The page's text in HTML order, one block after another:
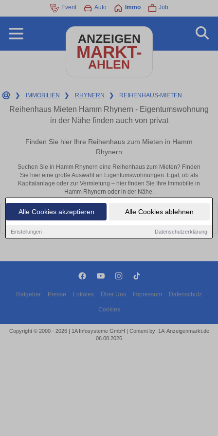
Alle Cookies akzeptieren Alle Cookies ablehnen
Einstellungen Datenschutzerklärung
Event Auto Immo Job
ANZEIGEN
MARKT-
AHLEN
❯ IMMOBILIEN ❯ RHYNERN ❯ REIHENHAUS-MIETEN
Reihenhaus Mieten Hamm Rhynern - Eigentumswohnung
in der Nähe finden auch von privat
Finden Sie hier Ihre Reihenhaus zum Mieten in Hamm
Rhynern
Suchen Sie in Hamm Rhynern eine Reihenhaus zum Mieten? Finden
Sie hier eine große Auswahl an Eigentumswohnungen. Egal, ob als
Kapitalanlage oder zur Vermietung – hier finden Sie Ihre Immobilie in
Hamm Rhynern oder in der Nähe.
Leider konnten wir derzeit keine passenden Objekte finden. Schauen Sie
bald wieder vorbei!
Ratgeber Presse Lokales Über Uns Impressum Datenschutz
Cookies
Copyright © 2000 - 2026 | 1A Infosysteme GmbH | Content by: 1A-Anzeigenmarkt.de
06.08.2026